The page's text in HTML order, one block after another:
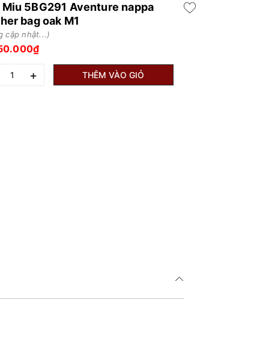
5BG291 Aventure nappa
bag oak M1
cập nhật...)
+ THÊM VÀO GIỎ